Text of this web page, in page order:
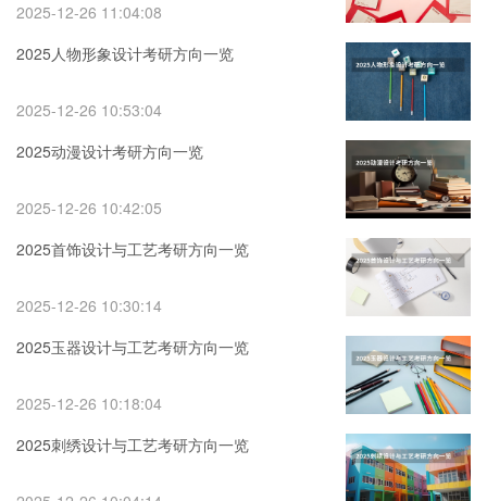
2025-12-26 11:04:08
2025人物形象设计考研方向一览
2025-12-26 10:53:04
2025动漫设计考研方向一览
2025-12-26 10:42:05
2025首饰设计与工艺考研方向一览
2025-12-26 10:30:14
2025玉器设计与工艺考研方向一览
2025-12-26 10:18:04
2025刺绣设计与工艺考研方向一览